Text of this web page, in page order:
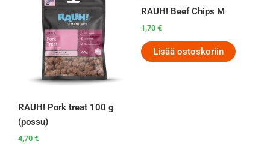
RAUH! Pork treat 100 g
(possu)
4,70 €
RAUH! Beef Chips M
1,70 €
Lisää ostoskoriin